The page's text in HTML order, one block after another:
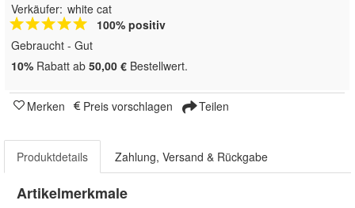
Verkäufer: white cat
100% positiv
Gebraucht - Gut
10% Rabatt ab 50,00 € Bestellwert.
Merken Preis vorschlagen Teilen
Produktdetails Zahlung, Versand & Rückgabe
Artikelmerkmale